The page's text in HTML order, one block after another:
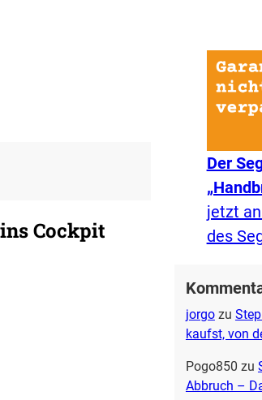
Cockpit
Der
jetzt
des
jorgozu
kaufst, von
Pogo850 zu
Abbruch –